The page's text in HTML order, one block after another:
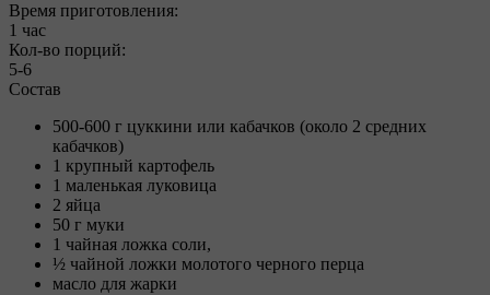
Время приготовления:
1 час
Кол-во порций:
5-6
Состав
500-600 г цуккини или кабачков (около 2 средних
кабачков)
1 крупный картофель
1 маленькая луковица
2 яйца
50 г муки
1 чайная ложка соли,
½ чайной ложки молотого черного перца
масло для жарки